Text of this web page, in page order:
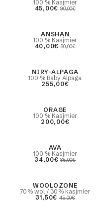
kasjmier
HALS TRUIEN VOOR HEREN
100 % Kasjmier
45,00€ 90,00€
ANSHAN
100 % Kasjmier
40,00€ 80,00€
NIRY-ALPAGA
100 % Baby Alpaga
255,00€
ORAGE
100 % Kasjmier
200,00€
AVA
100 % Kasjmier
34,00€85,00€
WOOLOZONE
70% wol / 30% kasjmier
31,50€ 45,00€